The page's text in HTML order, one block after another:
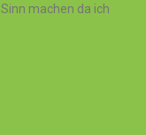
machen da ich